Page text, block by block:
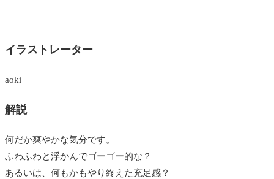
イラストレーター
aoki
解説
何だか爽やかな気分です。
ふわふわと浮かんでゴーゴー的な？
あるいは、何もかもやり終えた充足感？